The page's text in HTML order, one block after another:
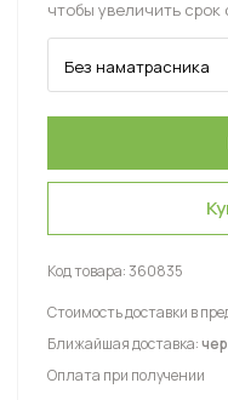
чтобы увеличить
Код товара:360835
Стоимость доставки в
Ближайшая доставка:
Оплата при получении